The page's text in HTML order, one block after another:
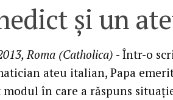
şi un
Roma (Catholica) - Într-o
ateu italian, Papa
modul în care a răspuns